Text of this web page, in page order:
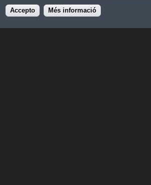
Accepto Més informació